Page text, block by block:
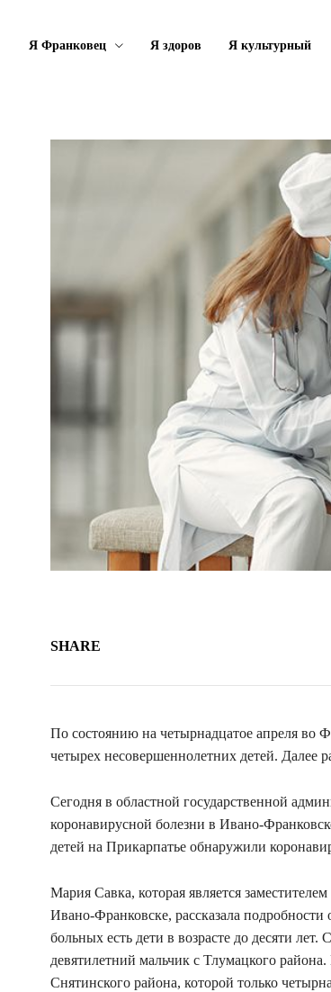
Я Франковец Я здоров Я культурный
SHARE
По состоянию на четырнадцатое апреля во
четырех несовершеннолетних детей. Далее
Сегодня в областной государственной
коронавирусной болезни в Ивано-
детей на Прикарпатье обнаружили
Мария Савка, которая является
Ивано-Франковске, рассказала
больных есть дети в возрасте до десяти
девятилетний мальчик с Тлумацкого
Снятинского района, которой только